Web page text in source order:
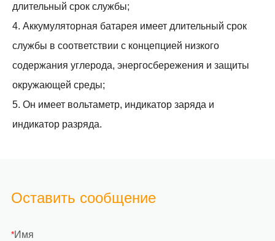
длительный срок службы;
4. Аккумуляторная батарея имеет длительный срок
службы в соответствии с концепцией низкого
содержания углерода, энергосбережения и защиты
окружающей среды;
5. Он имеет вольтаметр, индикатор заряда и
индикатор разряда.
Оставить сообщение
*Имя